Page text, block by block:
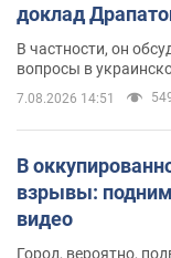
доклад
В частности, он
вопросы в
7.08.2026 14:51
В
взрывы:
видео
Город, вероятно,